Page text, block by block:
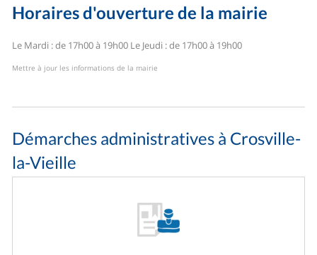
Horaires d'ouverture de la mairie
Le Mardi : de 17h00 à 19h00 Le Jeudi : de 17h00 à 19h00
Mettre à jour les informations de la mairie
Démarches administratives à Crosville-
la-Vieille